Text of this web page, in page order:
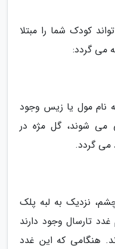
کودک شما را مبتلا
می گردد:
نام مول یا زیس وجود
می شوند، گل مژه در
می گردد.
نزدیک به لبه پلک
تارسال وجود دارند
هنگامی که این غدد